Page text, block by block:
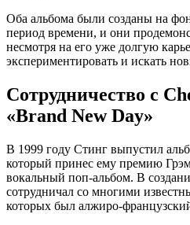
Оба альбома были созданы на
период времени, и они
несмотря на его уже долгую
экспериментировать и искать
Сотрудничество с
«Brand New Day»
В 1999 году Стинг выпустил
который принес ему премию
вокальный поп-альбом. В
сотрудничал со многими
которых был алжиро-